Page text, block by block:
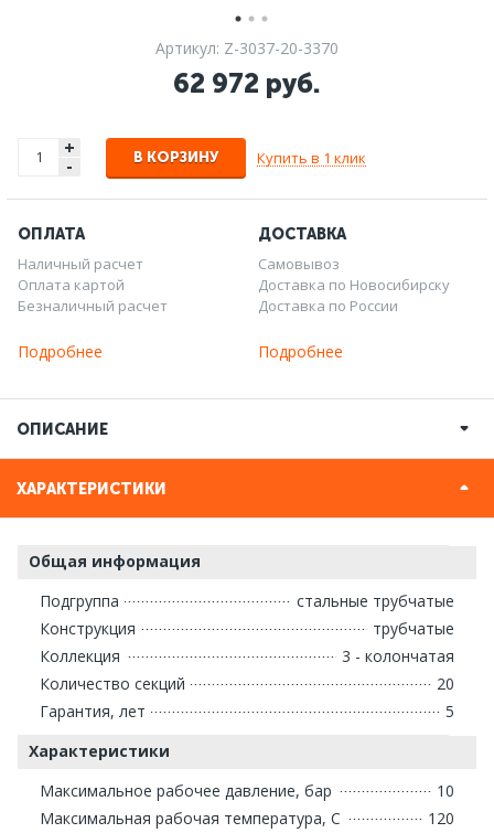
Артикул: Z-3037-20-3370
62 972 руб.
+
- В КОРЗИНУ Купить в 1 клик
ОПЛАТА
Наличный расчет
Оплата картой
Безналичный расчет
Подробнее
ДОСТАВКА
Самовывоз
Доставка по Новосибирску
Доставка по России
Подробнее
ОПИСАНИЕ
ХАРАКТЕРИСТИКИ
Общая информация
Подгруппа
стальные трубчатые
Конструкция
трубчатые
Коллекция
3 - колончатая
Количество секций
20
Гарантия, лет
5
Характеристики
Максимальное рабочее давление, бар
10
Максимальная рабочая температура, С
120